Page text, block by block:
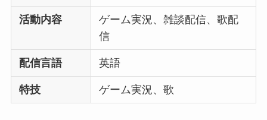
活動内容
ゲーム実況、雑談配信、歌配
信
配信言語 英語
特技 ゲーム実況、歌